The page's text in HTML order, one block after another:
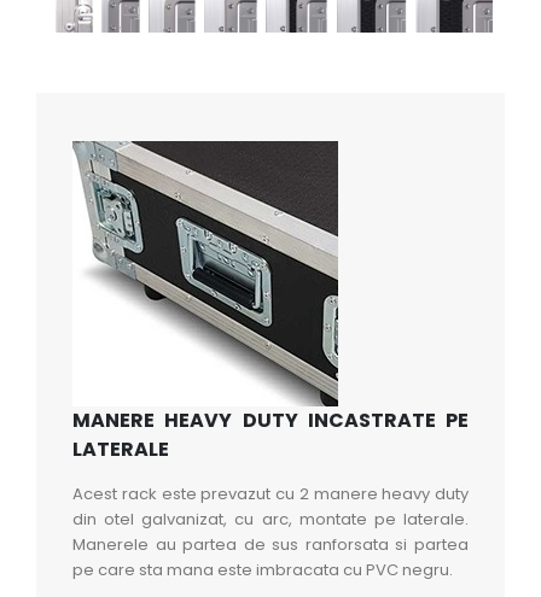
MANERE HEAVY DUTY INCASTRATE PE
LATERALE
Acest rack este prevazut cu 2 manere heavy duty
din otel galvanizat, cu arc, montate pe laterale.
Manerele au partea de sus ranforsata si partea
pe care sta mana este imbracata cu PVC negru.